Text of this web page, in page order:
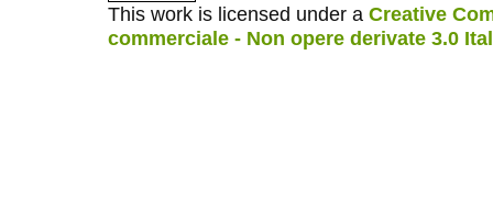
This work is licensed under a Creative
commerciale - Non opere derivate 3.0